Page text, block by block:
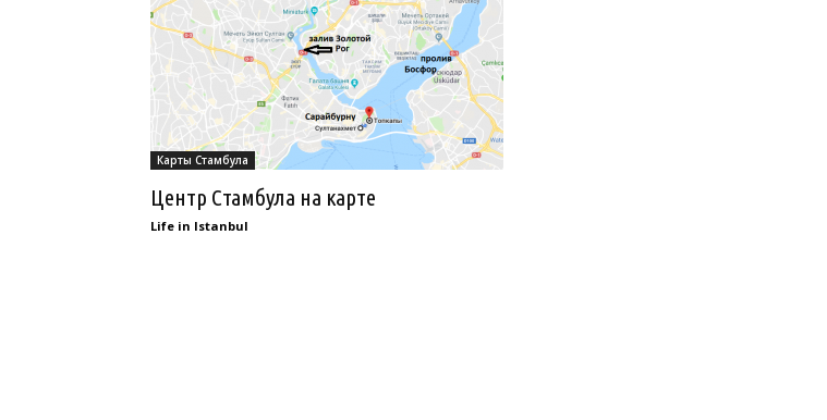
Карты Стамбула
Центр Стамбула на карте
Life in Istanbul